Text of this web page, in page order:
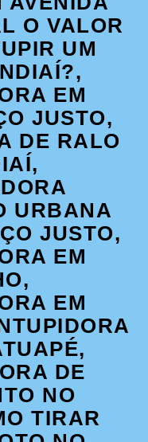
O VALOR
UM
EM
JUSTO,
DE RALO
URBANA
JUSTO,
EM
EM
DE
NO
TIRAR